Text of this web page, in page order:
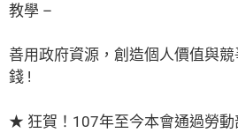
教學 –
善用政府資源，創造個人價值與
錢 !
★ 狂賀！107年至今本會通過勞動